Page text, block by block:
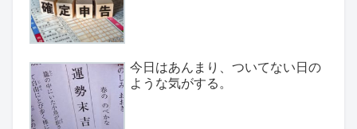
今日はあんまり、ついてない日の
ような気がする。